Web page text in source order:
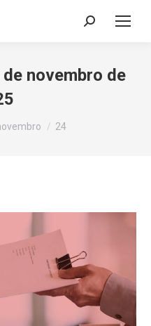
Search:
de novembro de
24